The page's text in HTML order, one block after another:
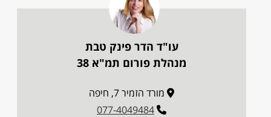
עו"ד הדר פינק טבת
מנהלת פורום תמ"א 38
מורד הזמיר 7, חיפה
077-4049484